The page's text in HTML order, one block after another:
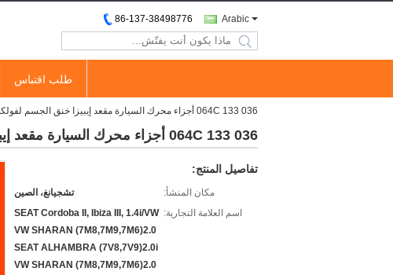
Arabic
86-137-38498776
search
طلب اقتباس
036 133 064C أجزاء محرك السيارة مقعد إيبيزا خنق الجسم لفولكس واجن
036 133 064C أجزاء محرك السيارة مقعد إيبيزا خنق الجسم لفولكس واجن
تفاصيل المنتج:
مكان المنشأ:
تشجيانغ، الصين
اسم العلامة التجارية: SEAT Cordoba II, Ibiza III, 1.4i/VW
VW SHARAN (7M8,7M9,7M6)2.0
SEAT ALHAMBRA (7V8,7V9)2.0i
VW SHARAN (7M8,7M9,7M6)2.0